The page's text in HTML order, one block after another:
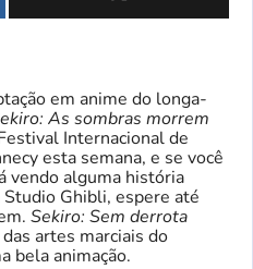
em anime do longa-
As sombras morrem
Internacional de
esta semana, e se você
vendo alguma história
Ghibli, espere até
Sekiro: Sem derrota
artes marciais do
bela animação.